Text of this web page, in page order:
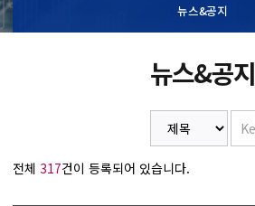
뉴스&공지
뉴스&공지
전체 317건이 등록되어 있습니다.